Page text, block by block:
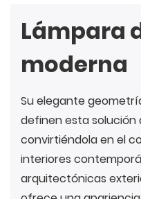
Lámpara
moderna
Su elegante
definen esta solución
convirtiéndola en el
interiores
arquitectónicas